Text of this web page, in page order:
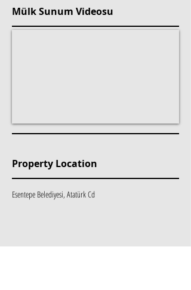
Property Location
Esentepe Belediyesi, Atatürk Cd
Mülk Sunum Videosu